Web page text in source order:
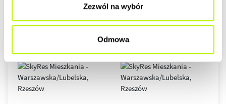
Zezwól na wybór
Odmowa